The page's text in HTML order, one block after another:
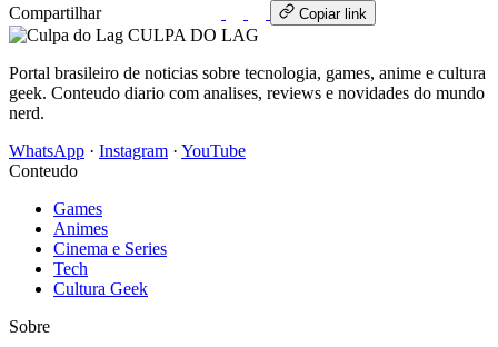
Compartilhar
Copiar link
CULPA DO LAG
Portal brasileiro de noticias sobre tecnologia, games, anime e cultura
geek. Conteudo diario com analises, reviews e novidades do mundo
nerd.
WhatsApp · Instagram · YouTube
Conteudo
Games
Animes
Cinema e Series
Tech
Cultura Geek
Sobre